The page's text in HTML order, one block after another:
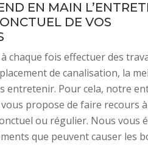
EN MAIN
DE VOS
chaque fois effectuer des
de canalisation, la
entretenir. Pour cela, notre
propose de faire recours
ou régulier. Nous vous
que peuvent causer les